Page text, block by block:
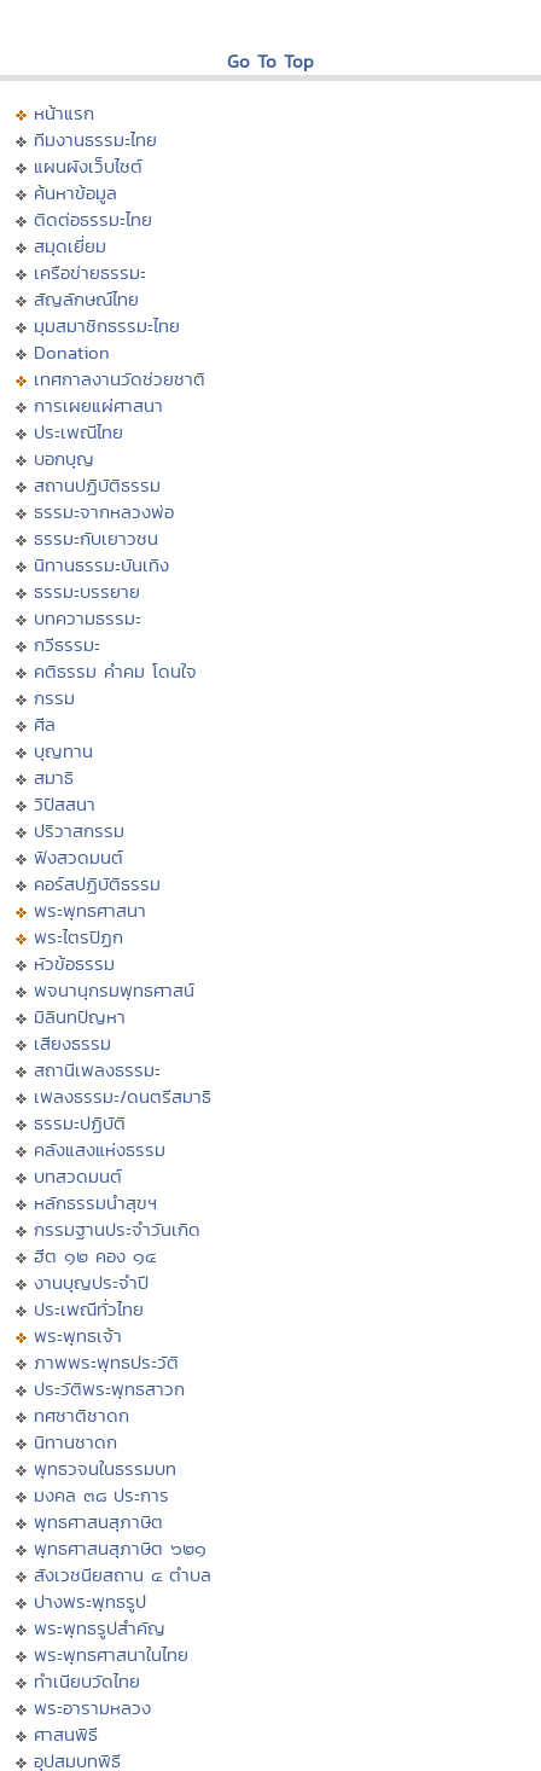
Go To Top
หน้าแรก
ทีมงานธรรมะไทย
แผนผังเว็บไซต์
ค้นหาข้อมูล
ติดต่อธรรมะไทย
สมุดเยี่ยม
เครือข่ายธรรมะ
สัญลักษณ์ไทย
มุมสมาชิกธรรมะไทย
Donation
เทศกาลงานวัดช่วยชาติ
การเผยแผ่ศาสนา
ประเพณีไทย
บอกบุญ
สถานปฏิบัติธรรม
ธรรมะจากหลวงพ่อ
ธรรมะกับเยาวชน
นิทานธรรมะบันเทิง
ธรรมะบรรยาย
บทความธรรมะ
กวีธรรมะ
คติธรรม คำคม โดนใจ
กรรม
ศีล
บุญทาน
สมาธิ
วิปัสสนา
ปริวาสกรรม
ฟังสวดมนต์
คอร์สปฏิบัติธรรม
พระพุทธศาสนา
พระไตรปิฏก
หัวข้อธรรม
พจนานุกรมพุทธศาสน์
มิลินทปัญหา
เสียงธรรม
สถานีเพลงธรรมะ
เพลงธรรมะ/ดนตรีสมาธิ
ธรรมะปฏิบัติ
คลังแสงแห่งธรรม
บทสวดมนต์
หลักธรรมนำสุขฯ
กรรมฐานประจำวันเกิด
ฮีต ๑๒ คอง ๑๔
งานบุญประจำปี
ประเพณีทั่วไทย
พระพุทธเจ้า
ภาพพระพุทธประวัติ
ประวัติพระพุทธสาวก
ทศชาติชาดก
นิทานชาดก
พุทธวจนในธรรมบท
มงคล ๓๘ ประการ
พุทธศาสนสุภาษิต
พุทธศาสนสุภาษิต ๖๒๑
สังเวชนียสถาน ๔ ตำบล
ปางพระพุทธรูป
พระพุทธรูปสำคัญ
พระพุทธศาสนาในไทย
ทำเนียบวัดไทย
พระอารามหลวง
ศาสนพิธี
อุปสมบทพิธี